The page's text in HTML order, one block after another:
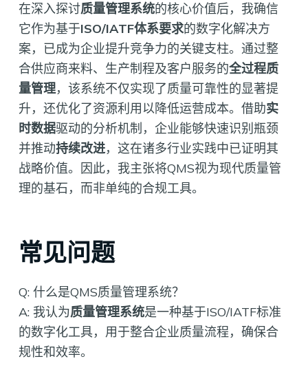
在深入探讨质量管理系统的核心价值后，我确信
它作为基于ISO/IATF体系要求的数字化解决方
案，已成为企业提升竞争力的关键支柱。通过整
合供应商来料、生产制程及客户服务的全过程质
量管理，该系统不仅实现了质量可靠性的显著提
升，还优化了资源利用以降低运营成本。借助实
时数据驱动的分析机制，企业能够快速识别瓶颈
并推动持续改进，这在诸多行业实践中已证明其
战略价值。因此，我主张将QMS视为现代质量管
理的基石，而非单纯的合规工具。
常见问题
Q: 什么是QMS质量管理系统？
A: 我认为质量管理系统是一种基于ISO/IATF标准
的数字化工具，用于整合企业质量流程，确保合
规性和效率。